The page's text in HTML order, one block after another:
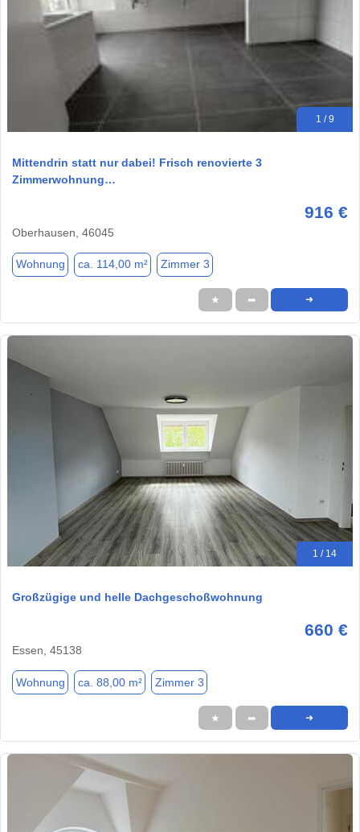
1 / 9
Mittendrin statt nur dabei! Frisch renovierte 3
Zimmerwohnung…
916 €
Oberhausen, 46045
Wohnung ca. 114,00 m² Zimmer 3
★ ➦ ➜
1 / 14
Großzügige und helle Dachgeschoßwohnung
660 €
Essen, 45138
Wohnung ca. 88,00 m² Zimmer 3
★ ➦ ➜